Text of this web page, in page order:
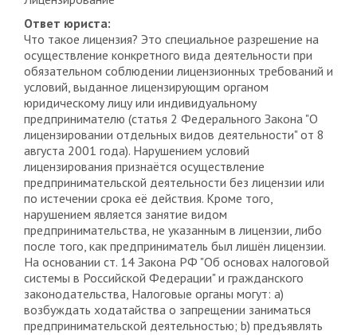
Ответ юриста:
Что такое лицензия? Это специальное разрешение на
осуществление конкретного вида деятельности при
обязательном соблюдении лицензионных требований и
условий, выданное лицензирующим органом
юридическому лицу или индивидуальному
предпринимателю (статья 2 Федерального Закона "О
лицензировании отдельных видов деятельности" от 8
августа 2001 года). Нарушением условий
лицензирования признаётся осуществление
предпринимательской деятельности без лицензии или
по истечении срока её действия. Кроме того,
нарушением является занятие видом
предпринимательства, не указанным в лицензии, либо
после того, как предприниматель был лишён лицензии.
На основании ст. 14 Закона РФ "Об основах налоговой
системы в Российской Федерации" и гражданского
законодательства, Налоговые органы могут: a)
возбуждать ходатайства о запрещении заниматься
предпринимательской деятельностью; b) предъявлять